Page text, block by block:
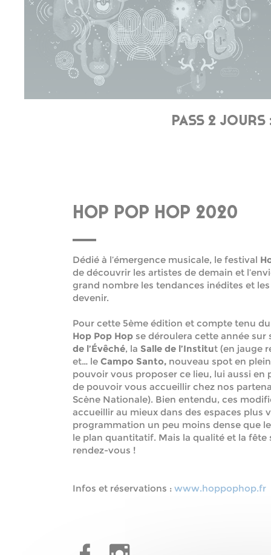
PASS 2
HOP POP HOP 2020
Dédié à l’émergence musicale, le festival
de découvrir les artistes de demain et
grand nombre les tendances inédites et
devenir.
Pour cette 5ème édition et compte tenu
Hop Pop Hop se déroulera cette année sur
de l’Évêché, la Salle de l’Institut (en jauge
et… le Campo Santo, nouveau spot en
pouvoir vous proposer ce lieu, lui aussi en
de pouvoir vous accueillir chez nos
Scène Nationale). Bien entendu, ces
accueillir au mieux dans des espaces plus
programmation un peu moins dense que
le plan quantitatif. Mais la qualité et la fête
rendez-vous !
Infos et réservations : www.hoppophop.fr